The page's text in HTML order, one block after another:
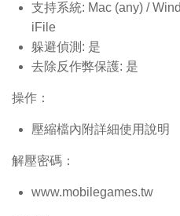
支持系統: Mac (any) /
iFile
躲避偵測: 是
去除反作弊保護: 是
操作：
壓縮檔內附詳細使用說明
解壓密碼：
www.mobilegames.tw